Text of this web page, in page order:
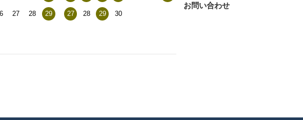
27 28 29 27 28 29 30
お問い合わせ